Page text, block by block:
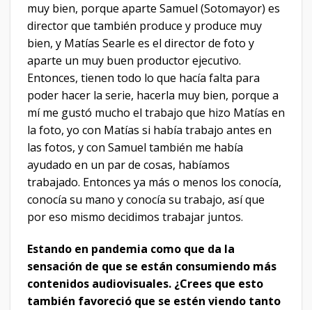
muy bien, porque aparte Samuel (Sotomayor) es
director que también produce y produce muy
bien, y Matías Searle es el director de foto y
aparte un muy buen productor ejecutivo.
Entonces, tienen todo lo que hacía falta para
poder hacer la serie, hacerla muy bien, porque a
mí me gustó mucho el trabajo que hizo Matías en
la foto, yo con Matías si había trabajo antes en
las fotos, y con Samuel también me había
ayudado en un par de cosas, habíamos
trabajado. Entonces ya más o menos los conocía,
conocía su mano y conocía su trabajo, así que
por eso mismo decidimos trabajar juntos.
Estando en pandemia como que da la
sensación de que se están consumiendo más
contenidos audiovisuales. ¿Crees que esto
también favoreció que se estén viendo tanto